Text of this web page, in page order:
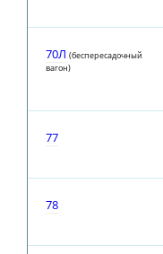
70Л (беспересадочный
вагон)
77
78